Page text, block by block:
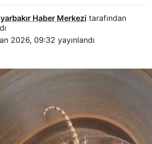
Haber Merkezi tarafından
2026, 09:32 yayınlandı